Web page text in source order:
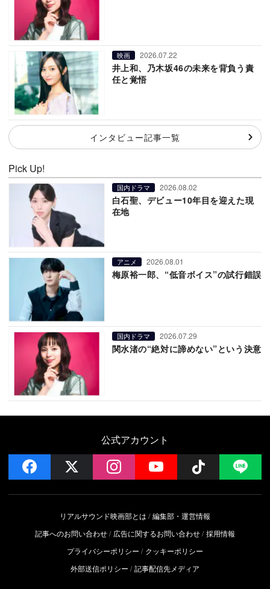
映画 2026.07.22
井上和、乃木坂46の未来を背負う責
任と覚悟
インタビュー記事一覧
Pick Up!
国内ドラマ 2026.08.02
白石聖、デビュー10年目を迎えた現
在地
アニメ 2026.08.01
梅原裕一郎、“低音ボイス”の試行錯誤
国内ドラマ 2026.07.29
関水渚の“絶対に諦めない”という決意
公式アカウント
facebook instagramYouTube Follow
リアルサウンド映画部とは
編集部・運営情報
記事へのお問い合わせ
広告に関するお問い合わせ 採用情報
プライバシーポリシー
クッキーポリシー
外部送信ポリシー
記事配信先メディア